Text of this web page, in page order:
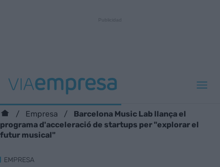
Empresa
Barcelona Music Lab llança el
programa d'acceleració de startups per "explorar el
futur musical"
EMPRESA